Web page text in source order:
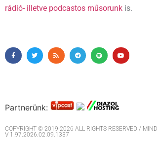
rádió- illetve podcastos műsorunk is.
Partnerünk:
COPYRIGHT © 2019-2026 ALL RIGHTS RESERVED /
V 1.97.2026.02.09.1337